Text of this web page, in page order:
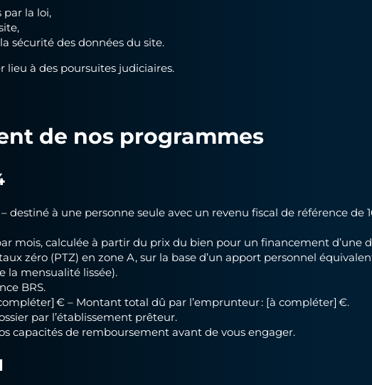
la loi,
sécurité des données du site.
à des poursuites judiciaires.
de nos programmes
– destiné à une personne seule avec un revenu fiscal de référence
mois, calculée à partir du prix du bien pour un financement d’une
zéro (PTZ) en zone A, sur la base d’un apport personnel
la mensualité lissée).
BRS.
€ – Montant total dû par l’emprunteur : [à compléter] €.
par l’établissement prêteur.
capacités de remboursement avant de vous engager.